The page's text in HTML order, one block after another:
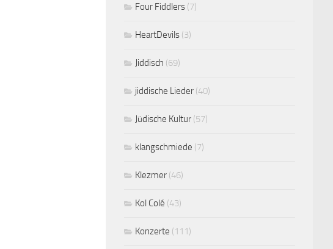
Four Fiddlers (7)
HeartDevils (3)
Jiddisch (69)
jiddische Lieder (40)
Jüdische Kultur (57)
klangschmiede (7)
Klezmer (46)
Kol Colé (43)
Konzerte (111)